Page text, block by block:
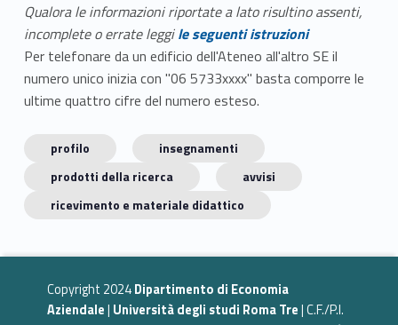
Qualora le informazioni riportate a lato risultino assenti,
incomplete o errate leggile seguenti istruzioni
Per telefonare da un edificio dell'Ateneo all'altro SE il
numero unico inizia con "06 5733xxxx" basta comporre le
ultime quattro cifre del numero esteso.
profilo
insegnamenti
prodotti della ricerca
avvisi
ricevimento e materiale didattico
Copyright 2024Dipartimento di Economia
Aziendale| Università degli studi Roma Tre| C.F./P.I.